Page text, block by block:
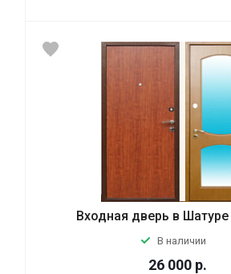
Входная дверь в
В наличии
26 000 р.